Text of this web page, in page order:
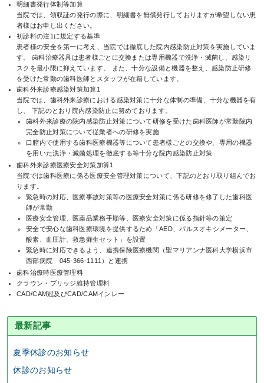
明細書発行体制等加算
当院では、領収証の発行の際に、明細書を無償発行しておりますが希望しない患
者様はお申し出ください。
初診料の注1に規定する基準
患者様の安全を第一に考え、当院では徹底した院内感染防止対策を実施していま
す。 歯科治療器具は患者様ごとに交換または専用機器で洗浄・滅菌し、感染リ
スクを最小限に抑えています。 また、十分な設備と機器を整え、感染防止研修
を受けた常勤の歯科医師とスタッフが在籍しています。
歯科外来診療感染対策加算1
当院では、歯科外来診療における感染対策に十分な体制の準備、十分な機器を有
し、 下記のとおり院内感染防止に努めております。
歯科外来診療の院内感染防止対策について研修を受けた歯科医師が常勤院内
完全防止対策について従業者への研修を実施
口腔内で使用する歯科医療機器等について患者様ごとの交換や、専用の機器
を用いた洗浄・滅菌処理を徹底する等十分な院内感染防止対策
歯科外来診療医療安全対策加算1
当院では歯科医療に係る医療安全管理対策について、下記のとおり取り組んでお
ります。
緊急時の対応、医療事故対策等の医療安全対策に係る研修を修了した歯科医
師が常勤
医療安全管理、医薬品業務手順等、医療安全対策に係る指針等の策定
安全で安心な歯科医療環境を提供するため「AED、パルスオキシメーター、
酸素、血圧計、救急蘇生セット」を設置
緊急時に対応できるよう、連携保険医療機関（聖マリアンナ医科大学横浜市
西部病院 045-366-1111）と連携
歯科治療時医療管理料
クラウン・ブリッジ維持管理料
CAD/CAM冠及びCAD/CAMインレー
最新記事
夏季休診のお知らせ
休診のお知らせ